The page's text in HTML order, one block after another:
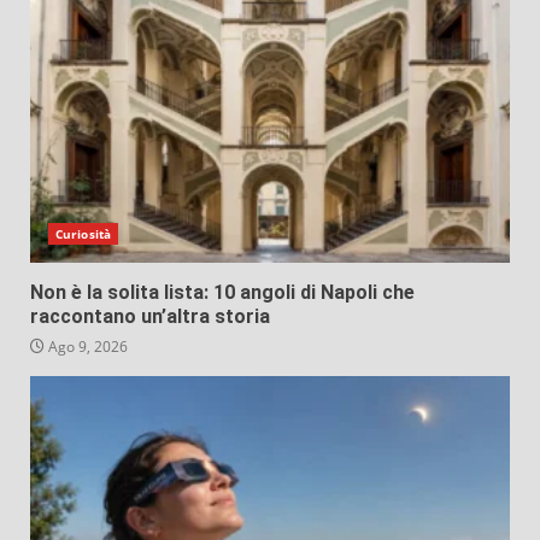
Curiosità
Non è la solita lista: 10 angoli di Napoli che
raccontano un’altra storia
Ago 9, 2026